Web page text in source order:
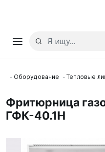
Оборудование Тепловые
Фритюрница
ГФК-40.1Н